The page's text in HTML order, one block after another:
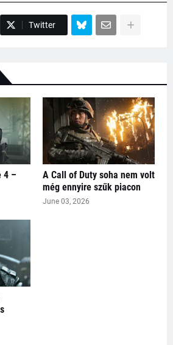
Twitter
4 –
A Call of Duty soha nem volt
még ennyire szűk piacon
June 03, 2026